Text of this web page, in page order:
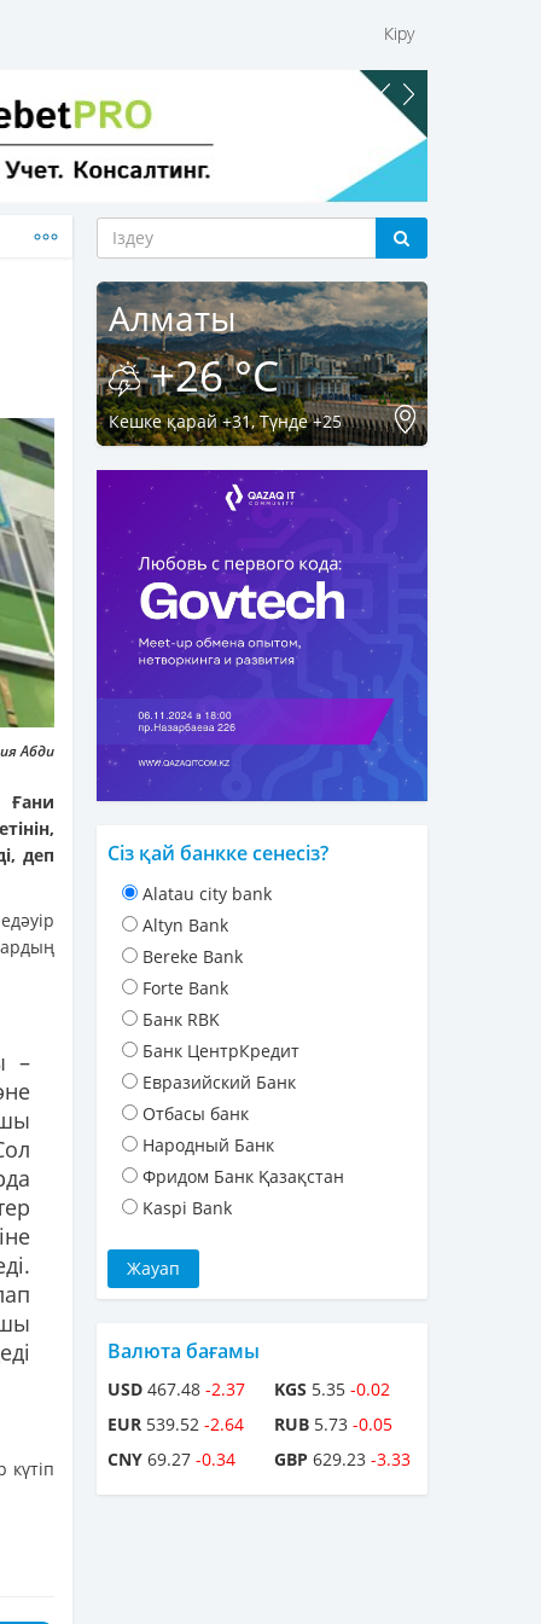
Кіру
Абди
Ғани
деп
–
Алматы
+26 °C
Кешке қарай +31, Түнде +25
Сіз қай банкке сенесіз?
Alatau city bank
Altyn Bank
Bereke Bank
Forte Bank
Банк RBK
Банк ЦентрКредит
Евразийский Банк
Отбасы банк
Народный Банк
Фридом Банк Қазақстан
Kaspi Bank
Валюта бағамы
USD 467.48 -2.37
EUR 539.52 -2.64
CNY 69.27 -0.34
KGS 5.35 -0.02
RUB 5.73 -0.05
GBP 629.23 -3.33